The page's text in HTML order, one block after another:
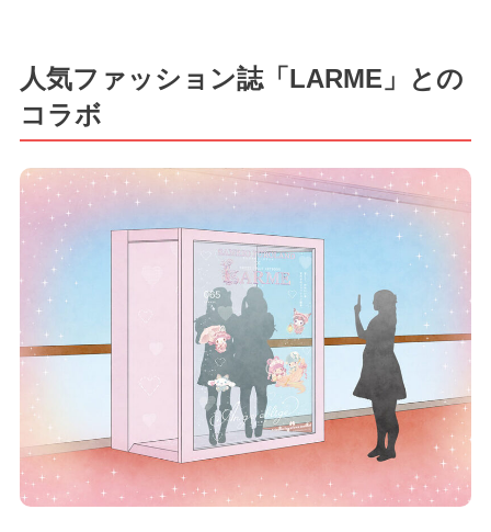
人気ファッション誌「LARME」との
コラボ